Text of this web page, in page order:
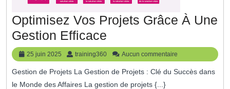
Optimisez Vos Projets Grâce À Une
Gestion Efficace
Vos
Projets
Grâce
25 juin 2025
25
juin
2025
training360 training360
Aucun commentaire
Gestion de Projets La Gestion de Projets : Clé du Succès dans
le Monde des Affaires La gestion de projets {...}